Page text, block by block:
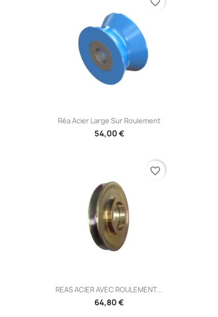
Réa Acier Large Sur Roulement
54,00 €
REAS ACIER AVEC ROULEMENT...
64,80 €
favorite_border